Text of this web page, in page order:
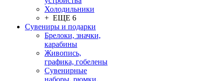
Холодильники
+ ЕЩЕ 6
Сувениры и подарки
Брелоки, значки,
карабины
Живопись,
графика, гобелены
Сувенирные
наборы, рюмки,